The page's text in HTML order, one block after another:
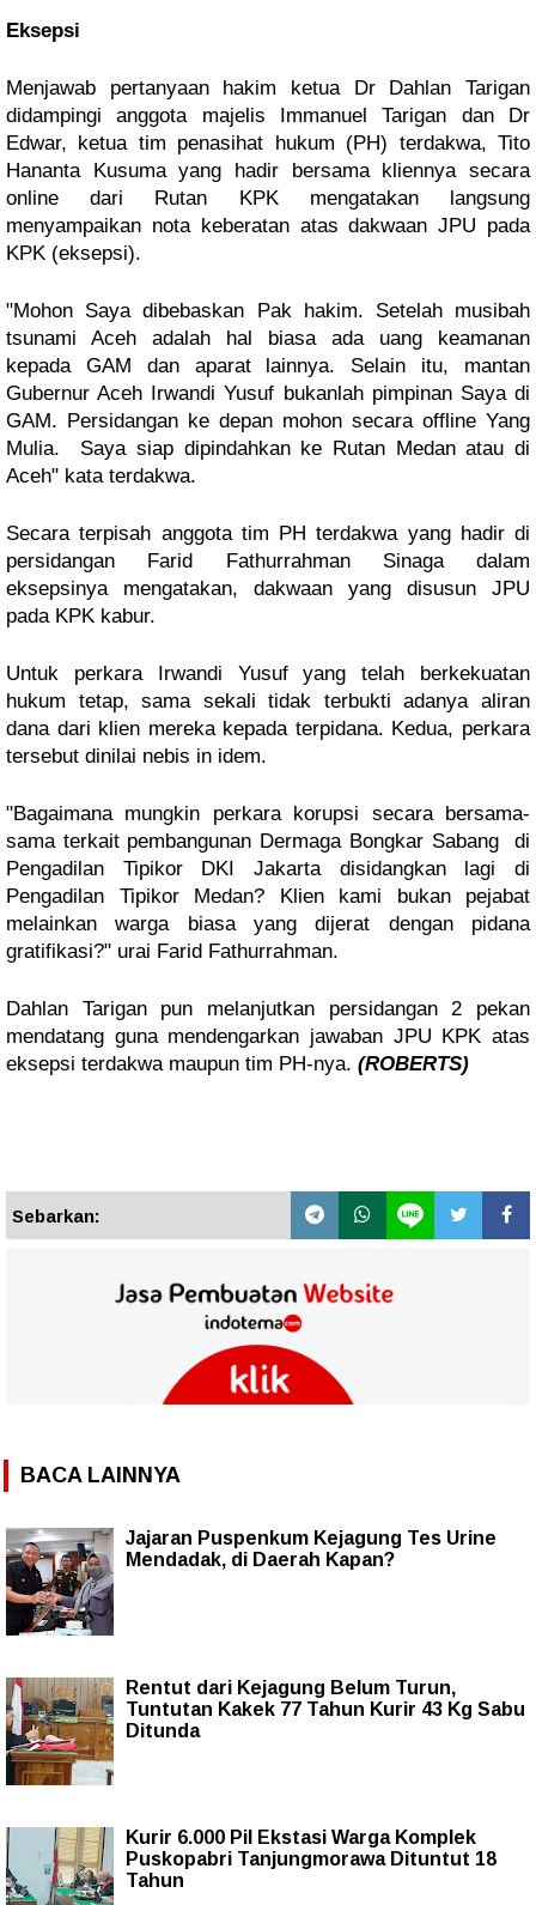
Eksepsi
Menjawab pertanyaan hakim ketua Dr Dahlan Tarigan
didampingi anggota majelis Immanuel Tarigan dan Dr
Edwar, ketua tim penasihat hukum (PH) terdakwa, Tito
Hananta Kusuma yang hadir bersama kliennya secara
online dari Rutan KPK mengatakan langsung
menyampaikan nota keberatan atas dakwaan JPU pada
KPK (eksepsi).
"Mohon Saya dibebaskan Pak hakim. Setelah musibah
tsunami Aceh adalah hal biasa ada uang keamanan
kepada GAM dan aparat lainnya. Selain itu, mantan
Gubernur Aceh Irwandi Yusuf bukanlah pimpinan Saya di
GAM. Persidangan ke depan mohon secara offline Yang
Mulia. Saya siap dipindahkan ke Rutan Medan atau di
Aceh" kata terdakwa.
Secara terpisah anggota tim PH terdakwa yang hadir di
persidangan Farid Fathurrahman Sinaga dalam
eksepsinya mengatakan, dakwaan yang disusun JPU
pada KPK kabur.
Untuk perkara Irwandi Yusuf yang telah berkekuatan
hukum tetap, sama sekali tidak terbukti adanya aliran
dana dari klien mereka kepada terpidana. Kedua, perkara
tersebut dinilai nebis in idem.
"Bagaimana mungkin perkara korupsi secara bersama-
sama terkait pembangunan Dermaga Bongkar Sabang di
Pengadilan Tipikor DKI Jakarta disidangkan lagi di
Pengadilan Tipikor Medan? Klien kami bukan pejabat
melainkan warga biasa yang dijerat dengan pidana
gratifikasi?" urai Farid Fathurrahman.
Dahlan Tarigan pun melanjutkan persidangan 2 pekan
mendatang guna mendengarkan jawaban JPU KPK atas
eksepsi terdakwa maupun tim PH-nya. (ROBERTS)
Sebarkan:
BACA LAINNYA
Jajaran Puspenkum Kejagung Tes Urine
Mendadak, di Daerah Kapan?
Rentut dari Kejagung Belum Turun,
Tuntutan Kakek 77 Tahun Kurir 43 Kg Sabu
Ditunda
Kurir 6.000 Pil Ekstasi Warga Komplek
Puskopabri Tanjungmorawa Dituntut 18
Tahun